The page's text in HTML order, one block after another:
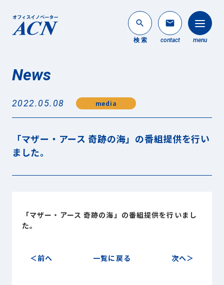
search
検 索
mail
contact menu
法人のお客様
個人のお客様
ACNについて
事業内容
Sustainability
Recruit
News
2022.05.08 media
「マザー・アース 奇跡の海」の番組提供を行い
ました。
「マザー・アース 奇跡の海」の番組提供を行いまし
た。
前へ 一覧に戻る 次へ